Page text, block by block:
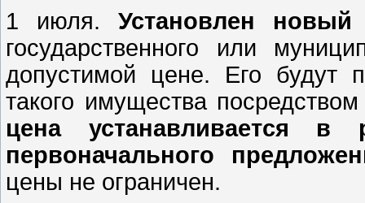
1 июля.Установлен новый
государственного или
допустимой цене. Его будут
такого имущества
цена устанавливается
первоначального
цены не ограничен.